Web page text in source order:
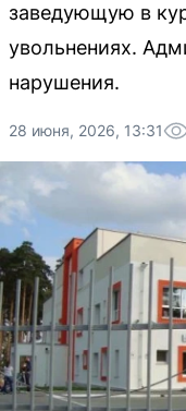
заведующую в
увольнениях.
нарушения.
28 июня, 2026, 13:31